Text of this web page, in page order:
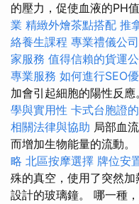
的壓力，促使血液的PH
業 精緻外燴茶點搭配 推
絡養生課程 專業禮儀公
家服務 值得信賴的貨運
專業服務 如何進行SEO
加會引起細胞的陽性反應
學與實用性 卡式台胞證
相關法律與協助 局部血
而增加生物能量的流動。
略 北區按摩選擇 牌位安
殊的真空，使用了突然
設計的玻璃鐘。 哪一種